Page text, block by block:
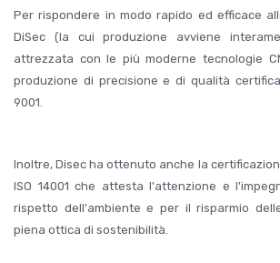
Per rispondere in modo rapido ed efficace
DiSec (la cui produzione avviene
attrezzata con le più moderne tecnologie
produzione di precisione e di qualità
9001.
Inoltre, Disec ha ottenuto anche la
ISO 14001 che attesta l'attenzione e
rispetto dell'ambiente e per il risparmio
piena ottica di sostenibilità.